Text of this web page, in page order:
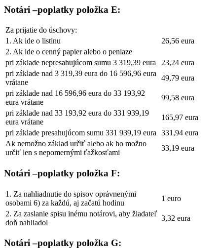
Notári –poplatky položka E:
Za prijatie do úschovy:
1. Ak ide o listinu
26,56 eura
2. Ak ide o cenný papier alebo o peniaze
pri základe nepresahujúcom sumu 3 319,39 eura
23,24 eura
pri základe nad 3 319,39 eura do 16 596,96 eura
vrátane
49,79 eura
pri základe nad 16 596,96 eura do 33 193,92
eura vrátane
99,58 eura
pri základe nad 33 193,92 eura do 331 939,19
eura vrátane
165,97 eura
pri základe presahujúcom sumu 331 939,19 eura
331,94 eura
Ak nemožno základ určiť alebo ak ho možno
určiť len s nepomernými ťažkosťami
33,19 eura
Notári –poplatky položka F:
1. Za nahliadnutie do spisov oprávnenými
osobami 6) za každú, aj začatú hodinu
1 euro
2. Za zaslanie spisu inému notárovi, aby žiadateľ
doň nahliadol
3,32 eura
Notári –poplatky položka G: